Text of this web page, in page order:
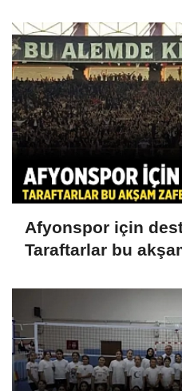
Afyonspor için
Taraftarlar bu